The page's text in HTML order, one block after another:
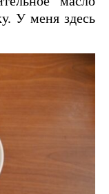
У меня здесь